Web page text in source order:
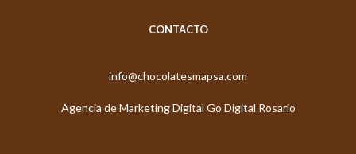
CONTACTO
info@chocolatesmapsa.com
Agencia de Marketing Digital Go Digital Rosario